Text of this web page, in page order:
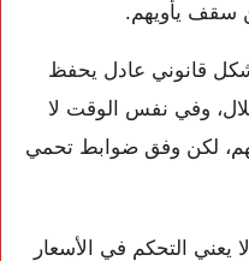
سقف يأويهم.
قانوني عادل يحفظ
وفي نفس الوقت لا
لكن وفق ضوابط تحمي
يعني التحكم في الأسعار